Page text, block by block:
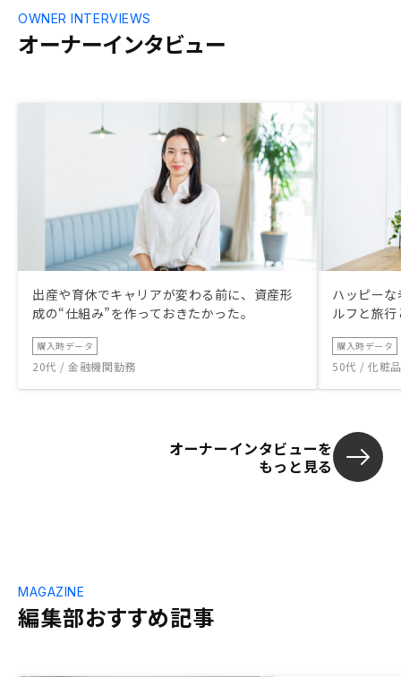
オーナーインタビュー
OWNER INTERVIEWS
出産や育休でキャリアが変わる前に、資産形
成の“仕組み”を作っておきたかった。
購入時データ
20代 / 金融機関勤務
ハッピー
ルフと旅
購入時データ
50代 / 化粧
オーナーインタビューを
もっと見る
編集部おすすめ記事
MAGAZINE